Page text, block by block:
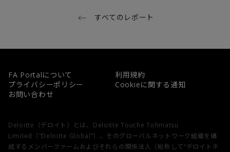
すべてのレポート
FA Portalについて
利用規約
プライバシーポリシー
Cookieに関する通知
お問い合わせ
Deloitte（デロイト）とは、Deloitte Touche Tohmatsu
Limited（“Deloitte Global”）、そのグローバルネットワーク組織を構
成するメンバーファームおよびそれらの関係法人（総称して“デロイトネ